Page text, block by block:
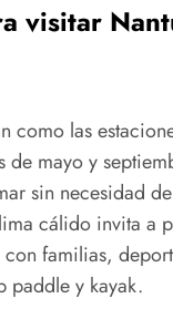
visitar
como las
de mayo y
sin necesidad
cálido invita a
familias,
paddle y kayak.